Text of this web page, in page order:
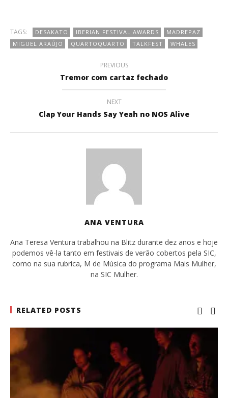
TAGS: DESAKATO IBERIAN FESTIVAL AWARDS
MADREPAZ
MIGUEL ARAÚJO
QUARTOQUARTO TALKFEST WHALES
PREVIOUS
Tremor com cartaz fechado
NEXT
Clap Your Hands Say Yeah no NOS Alive
ANA VENTURA
Ana Teresa Ventura trabalhou na Blitz durante dez anos e hoje
podemos vê-la tanto em festivais de verão cobertos pela SIC,
como na sua rubrica, M de Música do programa Mais Mulher,
na SIC Mulher.
RELATED POSTS